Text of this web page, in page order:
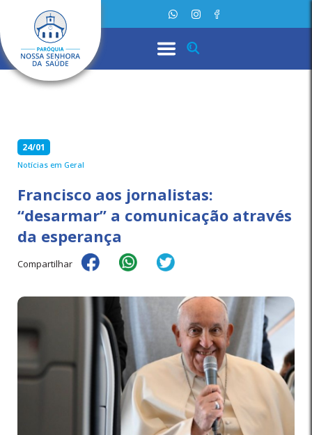
24/01
Notícias em Geral
Francisco aos jornalistas:
“desarmar” a comunicação através
da esperança
Compartilhar